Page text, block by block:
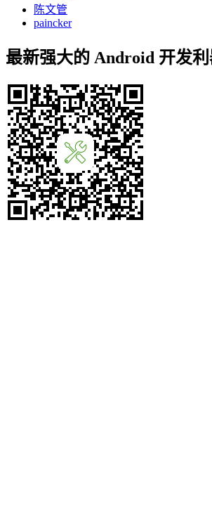
陈文管
paincker
最新强大的 Android 开发